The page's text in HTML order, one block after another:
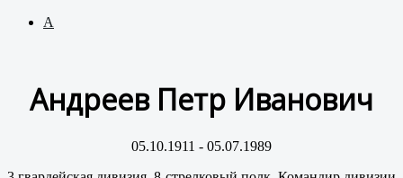
А
Андреев Петр Иванович
05.10.1911 - 05.07.1989